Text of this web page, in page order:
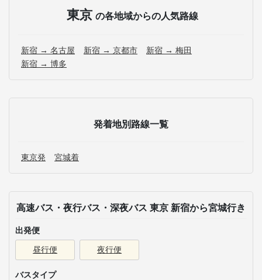
東京 の各地域からの人気路線
新宿 → 名古屋 新宿 → 京都市
新宿 → 梅田
新宿 → 博多
発着地別路線一覧
東京発 宮城着
高速バス・夜行バス・深夜バス 東京 新宿から宮城行き
出発便
昼行便 夜行便
バスタイプ